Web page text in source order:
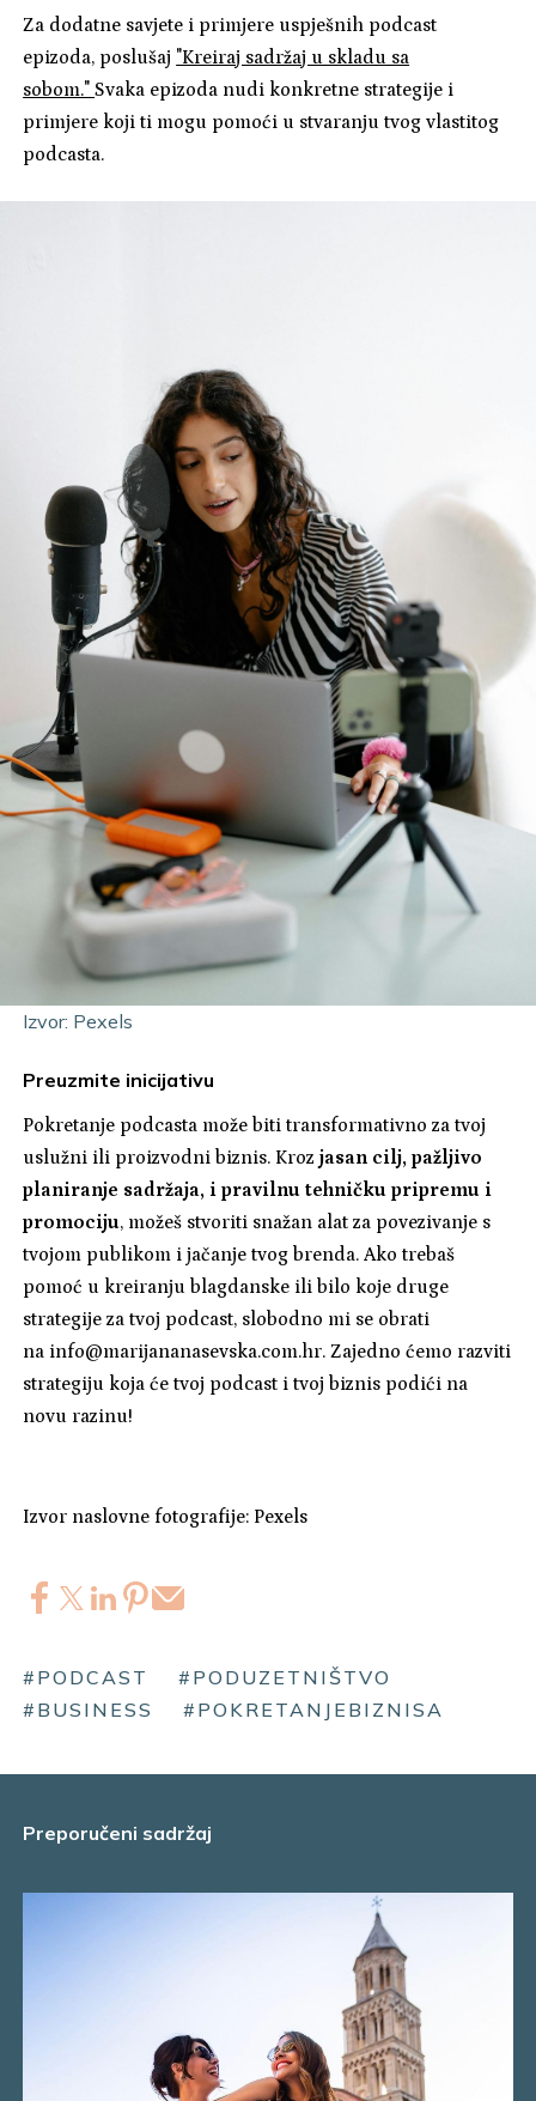
Za dodatne savjete i primjere uspješnih podcast
epizoda, poslušaj "Kreiraj sadržaj u skladu sa
sobom."Svaka epizoda nudi konkretne strategije i
primjere koji ti mogu pomoći u stvaranju tvog vlastitog
podcasta.
Izvor: Pexels
Preuzmite inicijativu
Pokretanje podcasta može biti transformativno za tvoj
uslužni ili proizvodni biznis. Kroz jasan cilj, pažljivo
planiranje sadržaja, i pravilnu tehničku pripremu i
promociju, možeš stvoriti snažan alat za povezivanje s
tvojom publikom i jačanje tvog brenda. Ako trebaš
pomoć u kreiranju blagdanske ili bilo koje druge
strategije za tvoj podcast, slobodno mi se obrati
na info@marijananasevska.com.hr. Zajedno ćemo razviti
strategiju koja će tvoj podcast i tvoj biznis podići na
novu razinu!
Izvor naslovne fotografije: Pexels
#PODCAST
#PODUZETNIŠTVO
#BUSINESS
#POKRETANJEBIZNISA
Preporučeni sadržaj